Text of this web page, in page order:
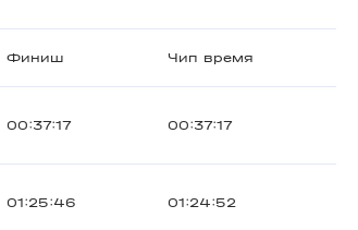
Финиш Чип время
00:37:17 00:37:17
01:25:46 01:24:52